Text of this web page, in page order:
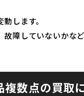
します。
障していないかな
数点の買取